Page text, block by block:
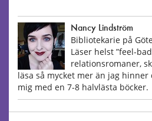
Nancy Lindström
Bibliotekarie på
Läser helst ”feel-
relationsromaner,
läsa så mycket mer än jag
mig med en 7-8 halvlästa böcker.